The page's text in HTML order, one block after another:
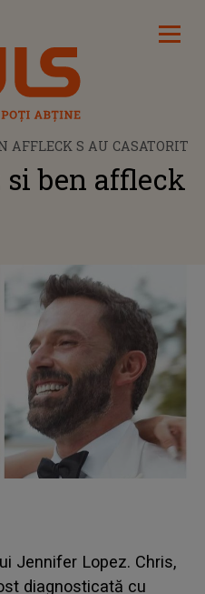
AFFLECK S AU CASATORIT
ben affleck
Jennifer Lopez. Chris,
diagnosticată cu